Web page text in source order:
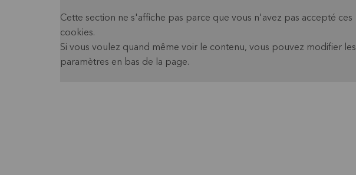
Cette section ne s'affiche pas parce que vous n'avez pas accepté ces
cookies.
Si vous voulez quand même voir le contenu, vous pouvez modifier les
paramètres en bas de la page.